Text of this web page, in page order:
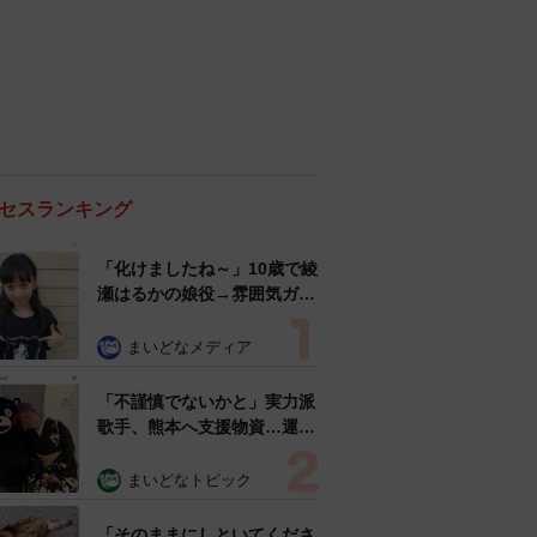
スランキング
「化けましたね～」10歳で綾
瀬はるかの娘役→雰囲気ガラ
雰囲気が」「宝塚に入れそ
まいどなメディア
「不謹慎でないかと」実力派
歌手、熊本へ支援物資…運搬
めらい 「痛いほど伝わる」
まいどなトピック